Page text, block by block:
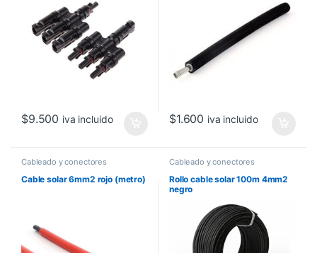
$9.500 iva incluido $1.600 iva incluido
Cableado y conectores
Cable solar 6mm2 rojo (metro)
Cableado y conectores
Rollo cable solar 100m 4mm2
negro